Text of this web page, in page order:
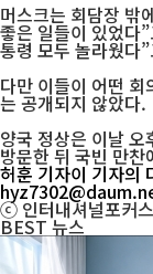
머스크는 회담장 밖
좋은 일들이 있었다
통령 모두 놀라웠다
다만 이들이 어떤
는 공개되지 않았다.
양국 정상은 이날
방문한 뒤 국빈 만
허훈 기자이 기자의
ⓒ 인터내셔널포커
BEST뉴스